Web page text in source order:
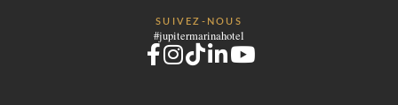
SUIVEZ-NOUS
#jupitermarinahotel